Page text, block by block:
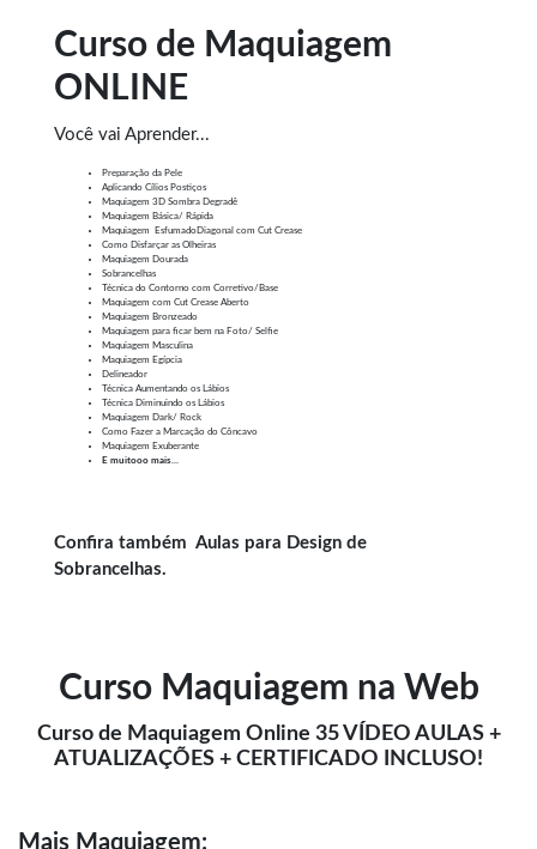
Curso de Maquiagem
ONLINE
Você vai Aprender...
Preparação da Pele
Aplicando Cílios Postiços
Maquiagem 3D Sombra Degradê
Maquiagem Básica/ Rápida
Maquiagem EsfumadoDiagonal com Cut Crease
Como Disfarçar as Olheiras
Maquiagem Dourada
Sobrancelhas
Técnica do Contorno com Corretivo/Base
Maquiagem com Cut Crease Aberto
Maquiagem Bronzeado
Maquiagem para ficar bem na Foto/ Selfie
Maquiagem Masculina
Maquiagem Egípcia
Delineador
Técnica Aumentando os Lábios
Técnica Diminuindo os Lábios
Maquiagem Dark/ Rock
Como Fazer a Marcação do Côncavo
Maquiagem Exuberante
E muitooo mais...
Confira também Aulas para Design de
Sobrancelhas.
Curso Maquiagem na Web
Curso de Maquiagem Online 35 VÍDEO AULAS +
ATUALIZAÇÕES + CERTIFICADO INCLUSO!
Mais Maquiagem: